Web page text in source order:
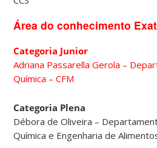
Área do conhecimento
Categoria Junior
Adriana Passarella Gerola –
Química – CFM
Categoria Plena
Débora de Oliveira –
Química e Engenharia de